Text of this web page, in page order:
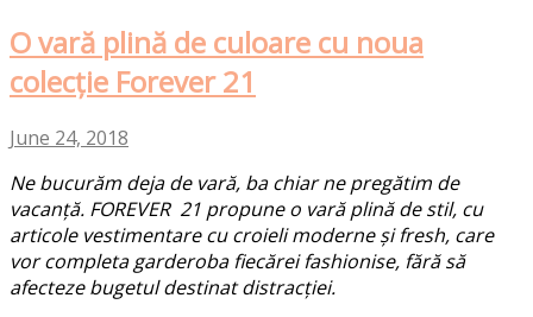
O vară plină de culoare cu noua
colecție Forever 21
June 24, 2018
Ne bucurăm deja de vară, ba chiar ne pregătim de
vacanță. FOREVER 21 propune o vară plină de stil, cu
articole vestimentare cu croieli moderne și fresh, care
vor completa garderoba fiecărei fashionise, fără să
afecteze bugetul destinat distracției.